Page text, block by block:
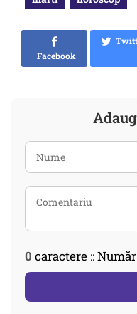
Facebook
0 caractere ::